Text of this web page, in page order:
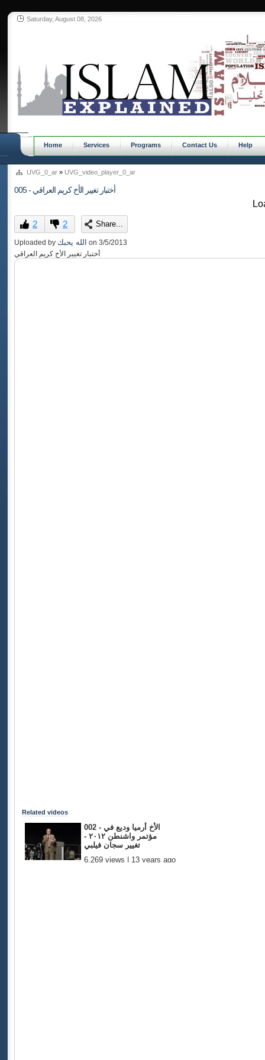
Saturday, August 08, 2026
Home Services Programs Contact Us Help
UVG_0_ar » UVG_video_player_0_ar
005 - أختبار تغيير الأخ كريم العراقي
2
2 Share...
Uploaded by الله يحبك on 3/5/2013
أختبار تغيير الأخ كريم العراقي
Related videos
002 - الأخ أرميا وديع في
مؤتمر واشنطن ٢٠١٢ -
تغيير سجان فيلبي
6,269 views | 13 years ago